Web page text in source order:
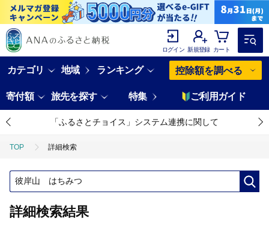
ログイン 新規登録 カート
カテゴリ 地域 ランキング 控除額を調べる
寄付額 旅先を探す 特集 ご利用ガイド
「ふるさとチョイス」システム連携に関して
TOP 詳細検索
詳細検索結果